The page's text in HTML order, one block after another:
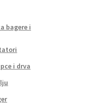
bagere i
i drva